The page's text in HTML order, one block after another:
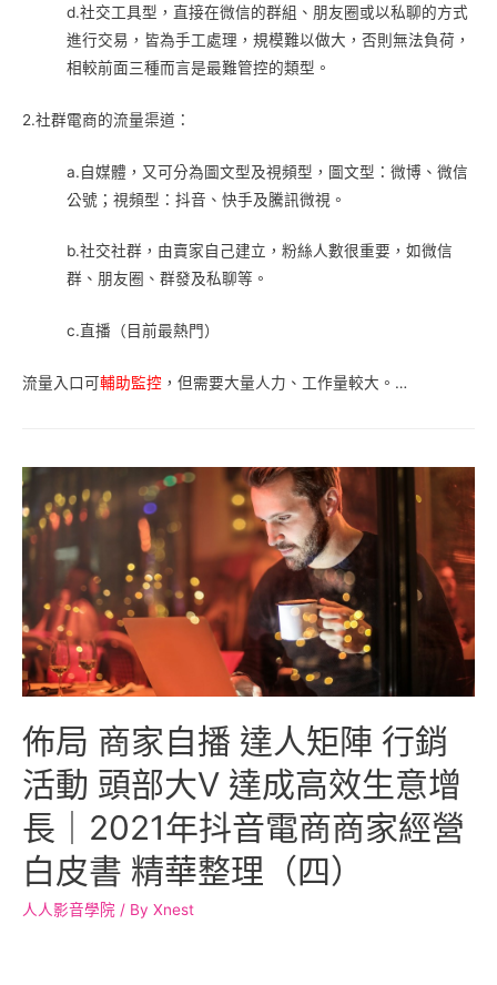
d.社交工具型，直接在微信的群組、朋友圈或以私聊的方式
進行交易，皆為手工處理，規模難以做大，否則無法負荷，
相較前面三種而言是最難管控的類型。
2.社群電商的流量渠道：
a.自媒體，又可分為圖文型及視頻型，圖文型：微博、微信
公號；視頻型：抖音、快手及騰訊微視。
b.社交社群，由賣家自己建立，粉絲人數很重要，如微信
群、朋友圈、群發及私聊等。
c.直播（目前最熱門）
流量入口可輔助監控 ，但需要大量人力、工作量較大。…
佈局 商家自播 達人矩陣 行銷
活動 頭部大V 達成高效生意增
長｜2021年抖音電商商家經營
白皮書 精華整理（四）
人人影音學院 / By Xnest